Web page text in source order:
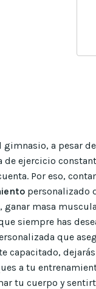
a pesar
de ejercicio
Por eso,
personalizado
masa
siempre has
que
capacitado,
a tu
tu cuerpo y